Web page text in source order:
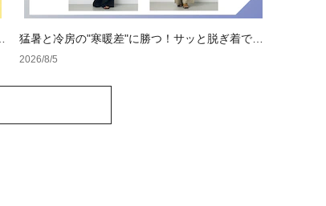
猛暑と冷房の"寒暖差"に勝つ！サッと脱ぎ着でき
る体温調節コーデ
2026/8/5